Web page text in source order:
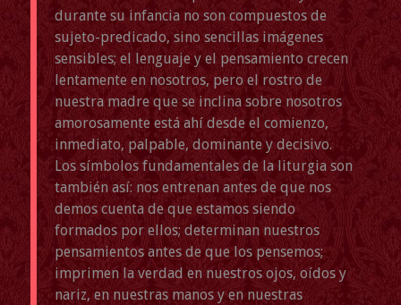
durante su infancia no son compuestos de
sujeto-predicado, sino sencillas imágenes
sensibles; el lenguaje y el pensamiento crecen
lentamente en nosotros, pero el rostro de
nuestra madre que se inclina sobre nosotros
amorosamente está ahí desde el comienzo,
inmediato, palpable, dominante y decisivo.
Los símbolos fundamentales de la liturgia son
también así: nos entrenan antes de que nos
demos cuenta de que estamos siendo
formados por ellos; determinan nuestros
pensamientos antes de que los pensemos;
imprimen la verdad en nuestros ojos, oídos y
nariz, en nuestras manos y en nuestras